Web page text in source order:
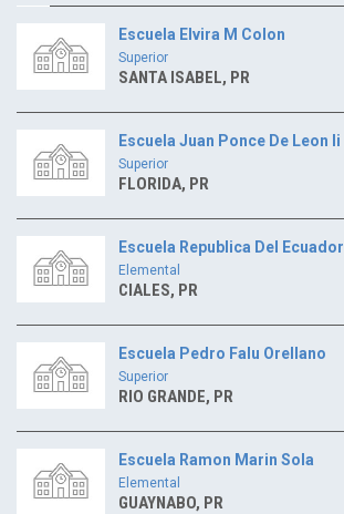
Escuela Elvira M Colon
Superior
SANTA ISABEL, PR
Escuela Juan Ponce De Leon Ii
Superior
FLORIDA, PR
Escuela Republica Del Ecuador
Elemental
CIALES, PR
Escuela Pedro Falu Orellano
Superior
RIO GRANDE, PR
Escuela Ramon Marin Sola
Elemental
GUAYNABO, PR